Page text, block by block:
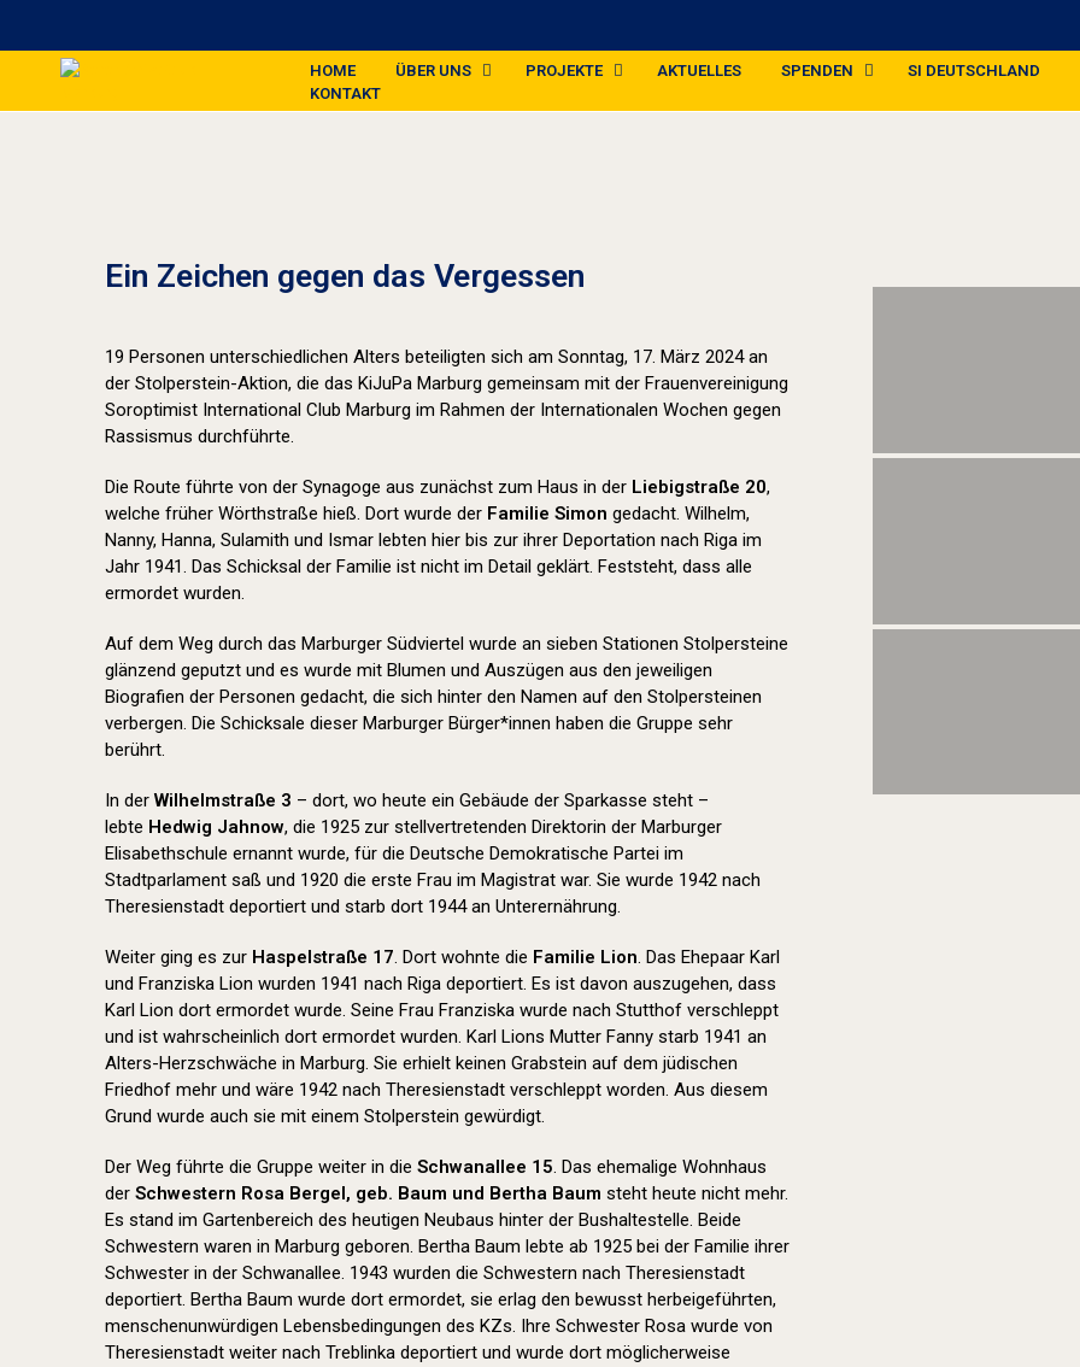
HOME ÜBER UNS PROJEKTE AKTUELLES SPENDEN
SI DEUTSCHLAND
KONTAKT
Ein Zeichen gegen das Vergessen
19 Personen unterschiedlichen Alters beteiligten sich am Sonntag, 17. März 2024 an
der Stolperstein-Aktion, die das KiJuPa Marburg gemeinsam mit der Frauenvereinigung
Soroptimist International Club Marburg im Rahmen der Internationalen Wochen gegen
Rassismus durchführte.
Die Route führte von der Synagoge aus zunächst zum Haus in der Liebigstraße 20,
welche früher Wörthstraße hieß. Dort wurde der Familie Simon gedacht. Wilhelm,
Nanny, Hanna, Sulamith und Ismar lebten hier bis zur ihrer Deportation nach Riga im
Jahr 1941. Das Schicksal der Familie ist nicht im Detail geklärt. Feststeht, dass alle
ermordet wurden.
Auf dem Weg durch das Marburger Südviertel wurde an sieben Stationen Stolpersteine
glänzend geputzt und es wurde mit Blumen und Auszügen aus den jeweiligen
Biografien der Personen gedacht, die sich hinter den Namen auf den Stolpersteinen
verbergen. Die Schicksale dieser Marburger Bürger*innen haben die Gruppe sehr
berührt.
In der Wilhelmstraße 3 – dort, wo heute ein Gebäude der Sparkasse steht –
lebte Hedwig Jahnow, die 1925 zur stellvertretenden Direktorin der Marburger
Elisabethschule ernannt wurde, für die Deutsche Demokratische Partei im
Stadtparlament saß und 1920 die erste Frau im Magistrat war. Sie wurde 1942 nach
Theresienstadt deportiert und starb dort 1944 an Unterernährung.
Weiter ging es zur Haspelstraße 17. Dort wohnte die Familie Lion. Das Ehepaar Karl
und Franziska Lion wurden 1941 nach Riga deportiert. Es ist davon auszugehen, dass
Karl Lion dort ermordet wurde. Seine Frau Franziska wurde nach Stutthof verschleppt
und ist wahrscheinlich dort ermordet wurden. Karl Lions Mutter Fanny starb 1941 an
Alters-Herzschwäche in Marburg. Sie erhielt keinen Grabstein auf dem jüdischen
Friedhof mehr und wäre 1942 nach Theresienstadt verschleppt worden. Aus diesem
Grund wurde auch sie mit einem Stolperstein gewürdigt.
Der Weg führte die Gruppe weiter in die Schwanallee 15. Das ehemalige Wohnhaus
der Schwestern Rosa Bergel, geb. Baum und Bertha Baum steht heute nicht mehr.
Es stand im Gartenbereich des heutigen Neubaus hinter der Bushaltestelle. Beide
Schwestern waren in Marburg geboren. Bertha Baum lebte ab 1925 bei der Familie ihrer
Schwester in der Schwanallee. 1943 wurden die Schwestern nach Theresienstadt
deportiert. Bertha Baum wurde dort ermordet, sie erlag den bewusst herbeigeführten,
menschenunwürdigen Lebensbedingungen des KZs. Ihre Schwester Rosa wurde von
Theresienstadt weiter nach Treblinka deportiert und wurde dort möglicherweise